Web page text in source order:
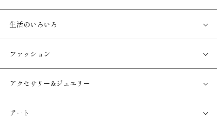
生活のいろいろ
ファッション
アクセサリー&ジュエリー
アート